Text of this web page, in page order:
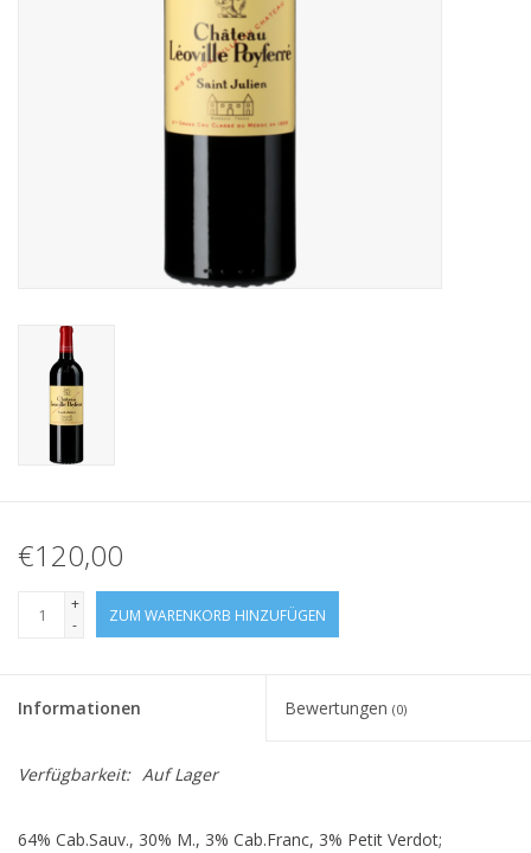
€120,00
+
-
ZUM WARENKORB HINZUFÜGEN
Informationen Bewertungen (0)
Verfügbarkeit: Auf Lager
64% Cab.Sauv., 30% M., 3% Cab.Franc, 3% Petit Verdot;